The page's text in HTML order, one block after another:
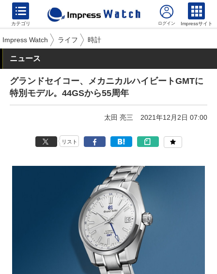
カテゴリ Impressサイト
Impress Watch ライフ 時計
ニュース
グランドセイコー、メカニカルハイビートGMTに
特別モデル。44GSから55周年
太田 亮三 2021年12月2日 07:00
リスト